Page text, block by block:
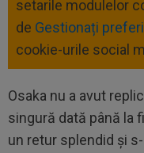
setarile modulelor
de Gestionați
cookie-urile social
Osaka nu a avut
singură dată până la
un retur splendid şi